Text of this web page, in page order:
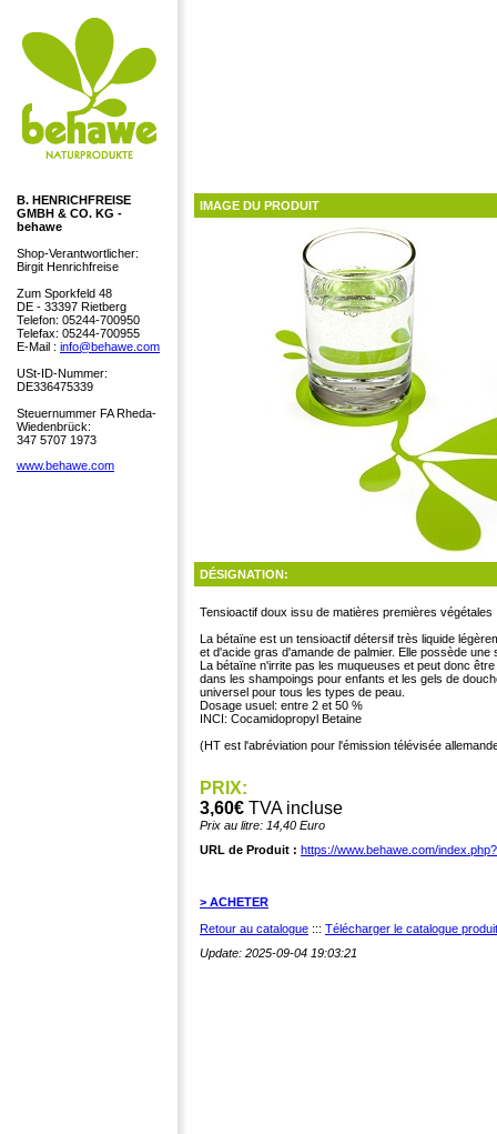
B. HENRICHFREISE
GMBH & CO. KG -
behawe
Shop-Verantwortlicher:
Birgit Henrichfreise
Zum Sporkfeld 48
DE - 33397 Rietberg
Telefon: 05244-700950
Telefax: 05244-700955
E-Mail : info@behawe.com
USt-ID-Nummer:
DE336475339
Steuernummer FA Rheda-
Wiedenbrück:
347 5707 1973
www.behawe.com
IMAGE DU PRODUIT
DÉSIGNATION:
Tensioactif doux issu de matières premières végétales
La bétaïne est un tensioactif détersif très liquide
et d'acide gras d'amande de palmier. Elle possède
La bétaïne n'irrite pas les muqueuses et peut donc
dans les shampoings pour enfants et les gels de
universel pour tous les types de peau.
Dosage usuel: entre 2 et 50 %
INCI: Cocamidopropyl Betaine
(HT est l'abréviation pour l'émission télévisée
PRIX:
3,60€ TVA incluse
Prix au litre: 14,40 Euro
URL de Produit : https://www.behawe.com/
> ACHETER
Retour au catalogue ::: Télécharger le catalogue
Update: 2025-09-04 19:03:21